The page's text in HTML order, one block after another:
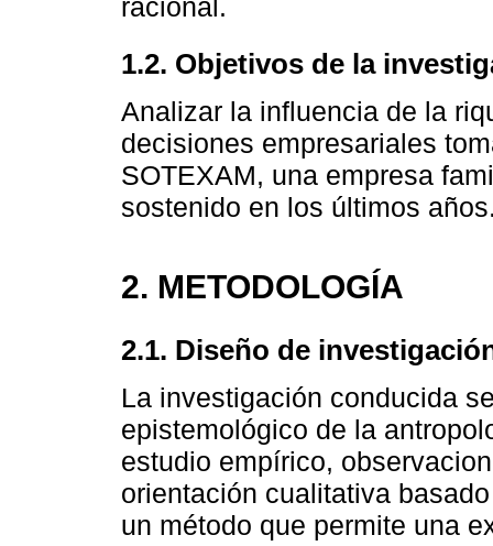
racional.
1.2. Objetivos de la
Analizar la influencia de la
decisiones empresariales
SOTEXAM, una empresa
sostenido en los últimos
2. METODOLOGÍA
2.1. Diseño de
La investigación conducida
epistemológico de la
estudio empírico,
orientación cualitativa
un método que permite una